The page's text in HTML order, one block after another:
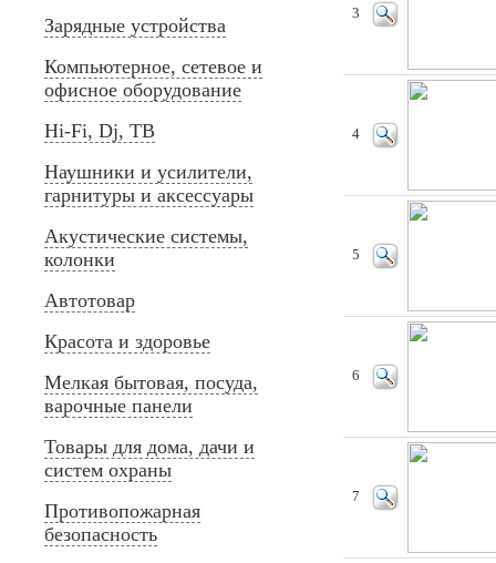
Зарядные устройства
Компьютерное, сетевое и
офисное оборудование
Hi-Fi, Dj, ТВ
Наушники и усилители,
гарнитуры и аксессуары
Акустические системы,
колонки
Автотовар
Красота и здоровье
Мелкая бытовая, посуда,
варочные панели
Товары для дома, дачи и
систем охраны
Противопожарная
безопасность
3
4
5
6
7